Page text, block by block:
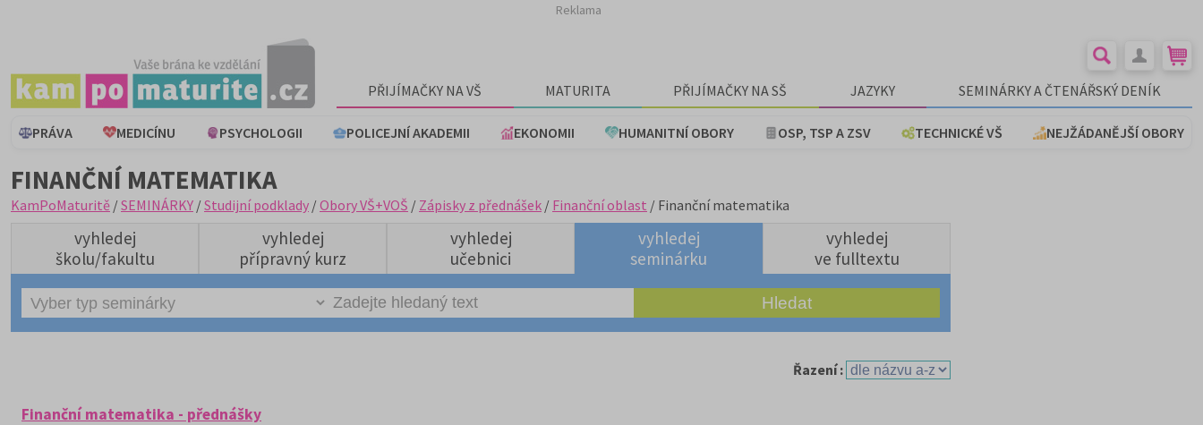
Reklama
PŘIJÍMAČKY NA VŠ MATURITA PŘIJÍMAČKY NA SŠ JAZYKY SEMINÁRKY A ČTENÁŘSKÝ DENÍK
PRÁVA MEDICÍNU PSYCHOLOGII POLICEJNÍ AKADEMII EKONOMII HUMANITNÍ OBORY OSP, TSP A ZSV TECHNICKÉ VŠ NEJŽÁDANĚJŠÍ OBORY
FINANČNÍ MATEMATIKA
KamPoMaturitě /SEMINÁRKY /Studijní podklady /Obory VŠ+VOŠ / Zápisky z přednášek / Finanční oblast / Finanční matematika
vyhledej
školu/fakultu
vyhledej
přípravný kurz
vyhledej
učebnici
vyhledej
seminárku
vyhledej
ve fulltextu
Řazení :
Finanční matematika - přednášky